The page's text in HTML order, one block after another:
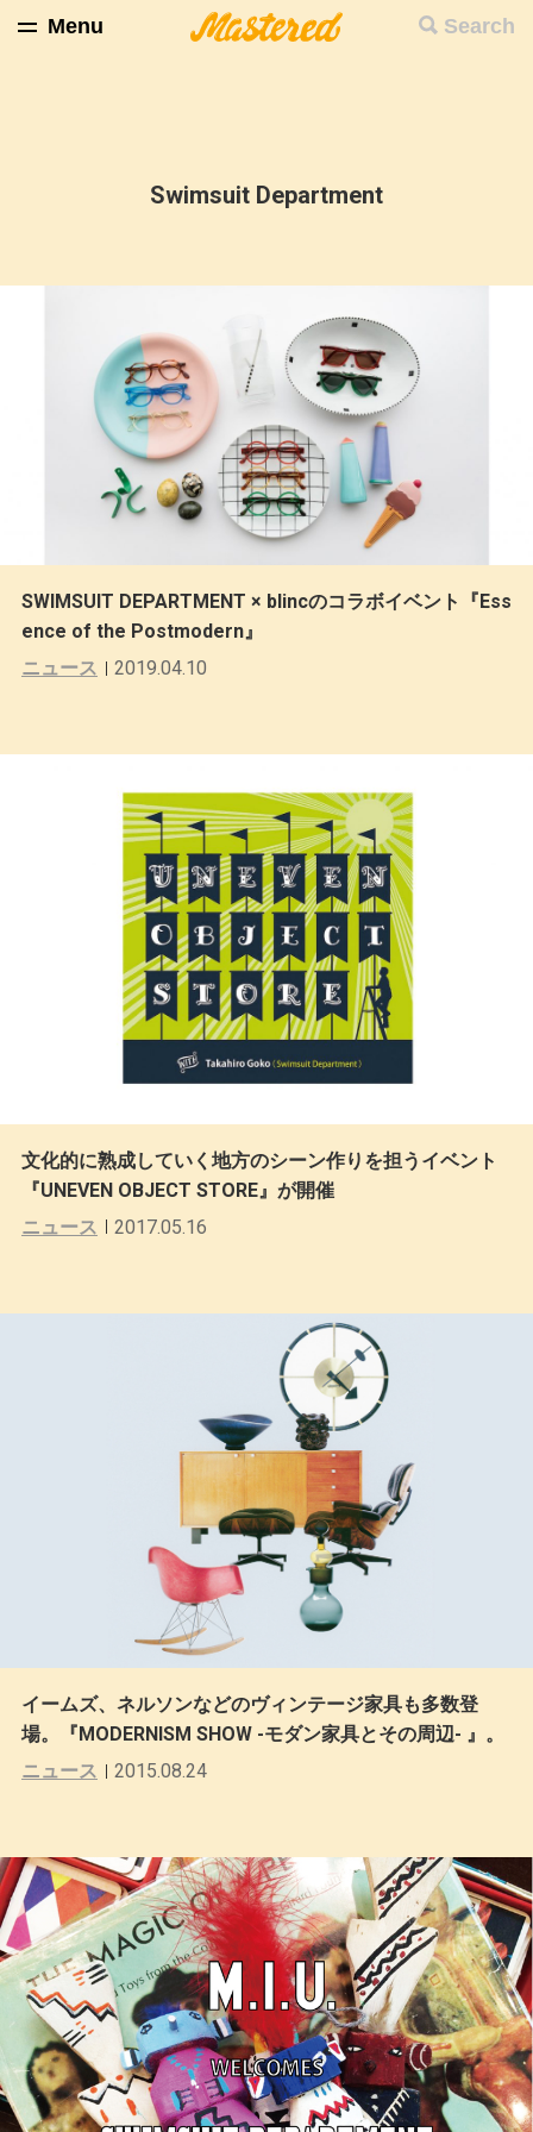
Search
Menu
Swimsuit Department
SWIMSUIT DEPARTMENT × blincのコラボイベント『Ess
ence of the Postmodern』
ニュース
2019.04.10
文化的に熟成していく地方のシーン作りを担うイベント
『UNEVEN OBJECT STORE』が開催
ニュース
2017.05.16
イームズ、ネルソンなどのヴィンテージ家具も多数登
場。『MODERNISM SHOW -モダン家具とその周辺- 』。
ニュース
2015.08.24